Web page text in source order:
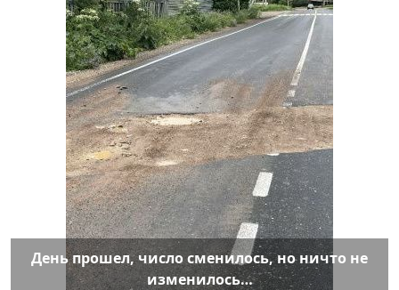
День прошел, число сменилось, но ничто не
изменилось…